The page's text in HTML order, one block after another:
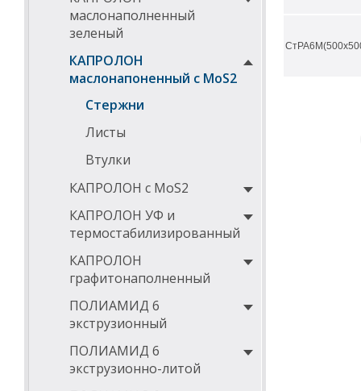
маслонаполненный
зеленый
КАПРОЛОН
маслонапоненный с MoS2
Стержни
Листы
Втулки
КАПРОЛОН с MoS2
КАПРОЛОН УФ и
термостабилизированный
КАПРОЛОН
графитонаполненный
ПОЛИАМИД 6
экструзионный
ПОЛИАМИД 6
экструзионно-литой